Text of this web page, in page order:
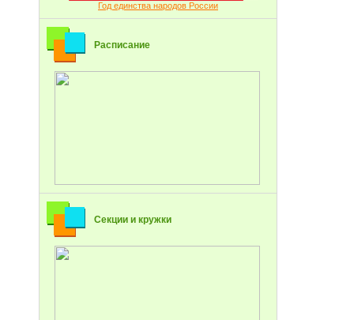
Год единства народов России
Расписание
Секции и кружки